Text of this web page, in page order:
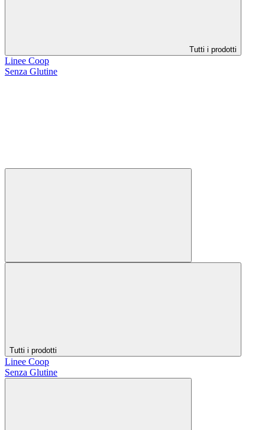
Tutti i prodotti
Linee Coop
Senza Glutine
Tutti i prodotti
Linee Coop
Senza Glutine